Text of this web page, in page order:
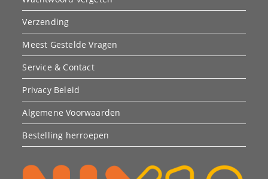
Verzending
Meest Gestelde Vragen
Service & Contact
Privacy Beleid
Algemene Voorwaarden
Bestelling herroepen